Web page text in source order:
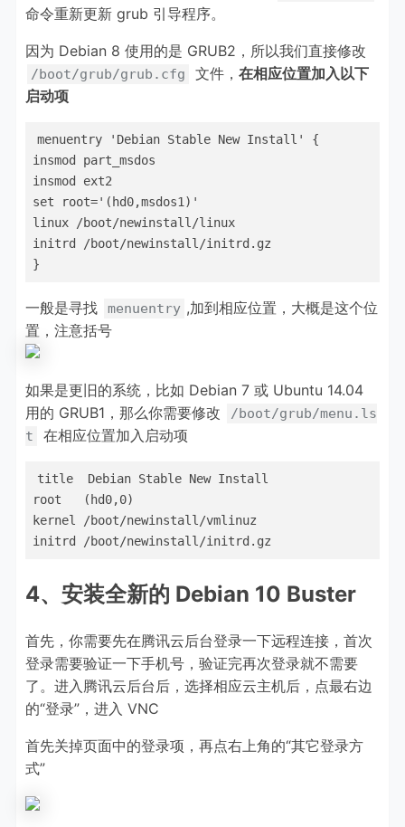
#GRUB_DISABLE_LINUX_UUID=true
# Uncomment to disable generation of recovery mode
# Uncomment to get a beep at grub start
命令重新更新 grub 引导程序。
因为 Debian 8 使用的是 GRUB2，所以我们直接修改
/boot/grub/grub.cfg 文件， 在相应位置加入以下
启动项
menuentry 'Debian Stable New Install' {
insmod part_msdos
insmod ext2
set root='(hd0,msdos1)'
linux /boot/newinstall/linux
initrd /boot/newinstall/initrd.gz
}
一般是寻找 menuentry ,加到相应位置，大概是这个位
置，注意括号
如果是更旧的系统，比如 Debian 7 或 Ubuntu 14.04
用的 GRUB1，那么你需要修改
/boot/grub/menu.ls
t
在相应位置加入启动项
title  Debian Stable New Install
root   (hd0,0)
kernel /boot/newinstall/vmlinuz
initrd /boot/newinstall/initrd.gz
4、安装全新的 Debian 10 Buster
首先，你需要先在腾讯云后台登录一下远程连接，首次
登录需要验证一下手机号，验证完再次登录就不需要
了。进入腾讯云后台后，选择相应云主机后，点最右边
的“登录”，进入 VNC
首先关掉页面中的登录项，再点右上角的“其它登录方
式”